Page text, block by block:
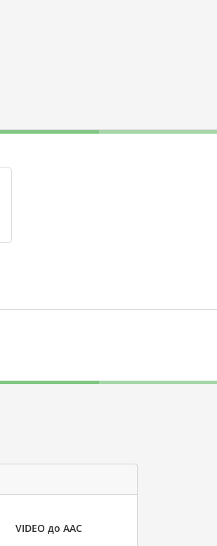
VIDEO до AAC